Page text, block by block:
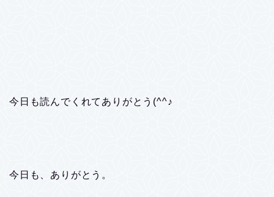
今日も読んでくれてありがとう(^^♪
今日も、ありがとう。